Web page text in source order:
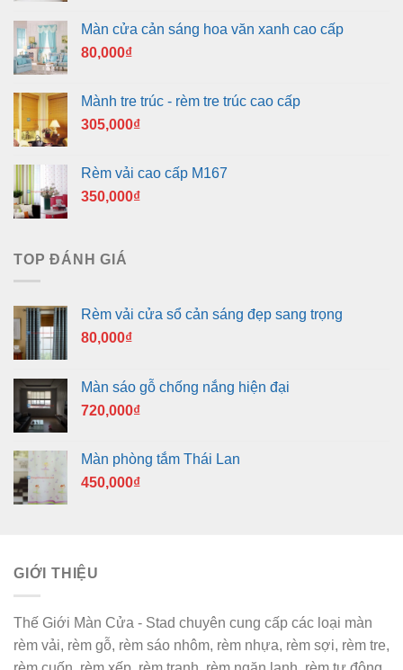
Màn cửa cản sáng hoa văn xanh cao cấp
80,000₫
Mành tre trúc - rèm tre trúc cao cấp
305,000₫
Rèm vải cao cấp M167
350,000₫
TOP ĐÁNH GIÁ
Rèm vải cửa sổ cản sáng đẹp sang trọng
80,000₫
Màn sáo gỗ chống nắng hiện đại
720,000₫
Màn phòng tắm Thái Lan
450,000₫
GIỚI THIỆU
Thế Giới Màn Cửa - Stad chuyên cung cấp các loại màn
rèm vải, rèm gỗ, rèm sáo nhôm, rèm nhựa, rèm sợi, rèm tre,